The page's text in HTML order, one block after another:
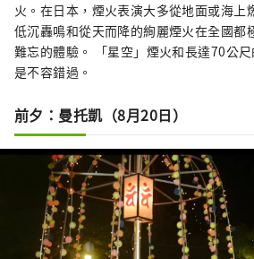
火。在日本，煙火表演大多從地面或海上
低沉轟鳴和從天而降的絢麗煙火在全國都
難忘的體驗。 「星空」煙火和長達70公
是不容錯過。
前夕：曼托凱（8月20日）